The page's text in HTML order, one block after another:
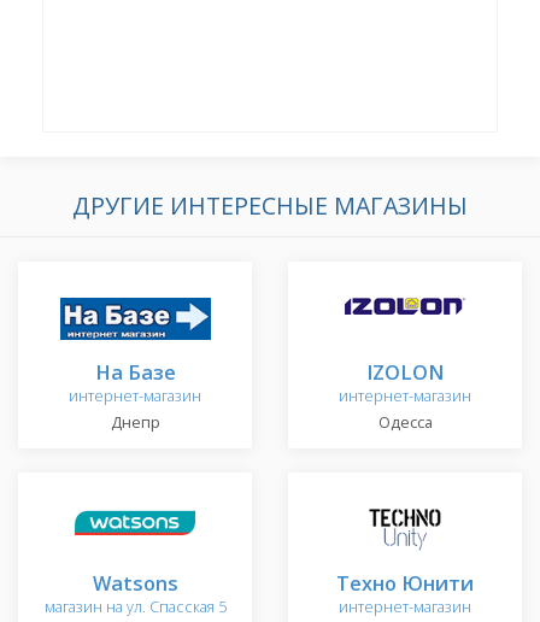
ДРУГИЕ ИНТЕРЕСНЫЕ МАГАЗИНЫ
На Базе
интернет-магазин
Днепр
IZOLON
интернет-магазин
Одесса
Watsons
магазин на ул. Спасская 5
Техно Юнити
интернет-магазин